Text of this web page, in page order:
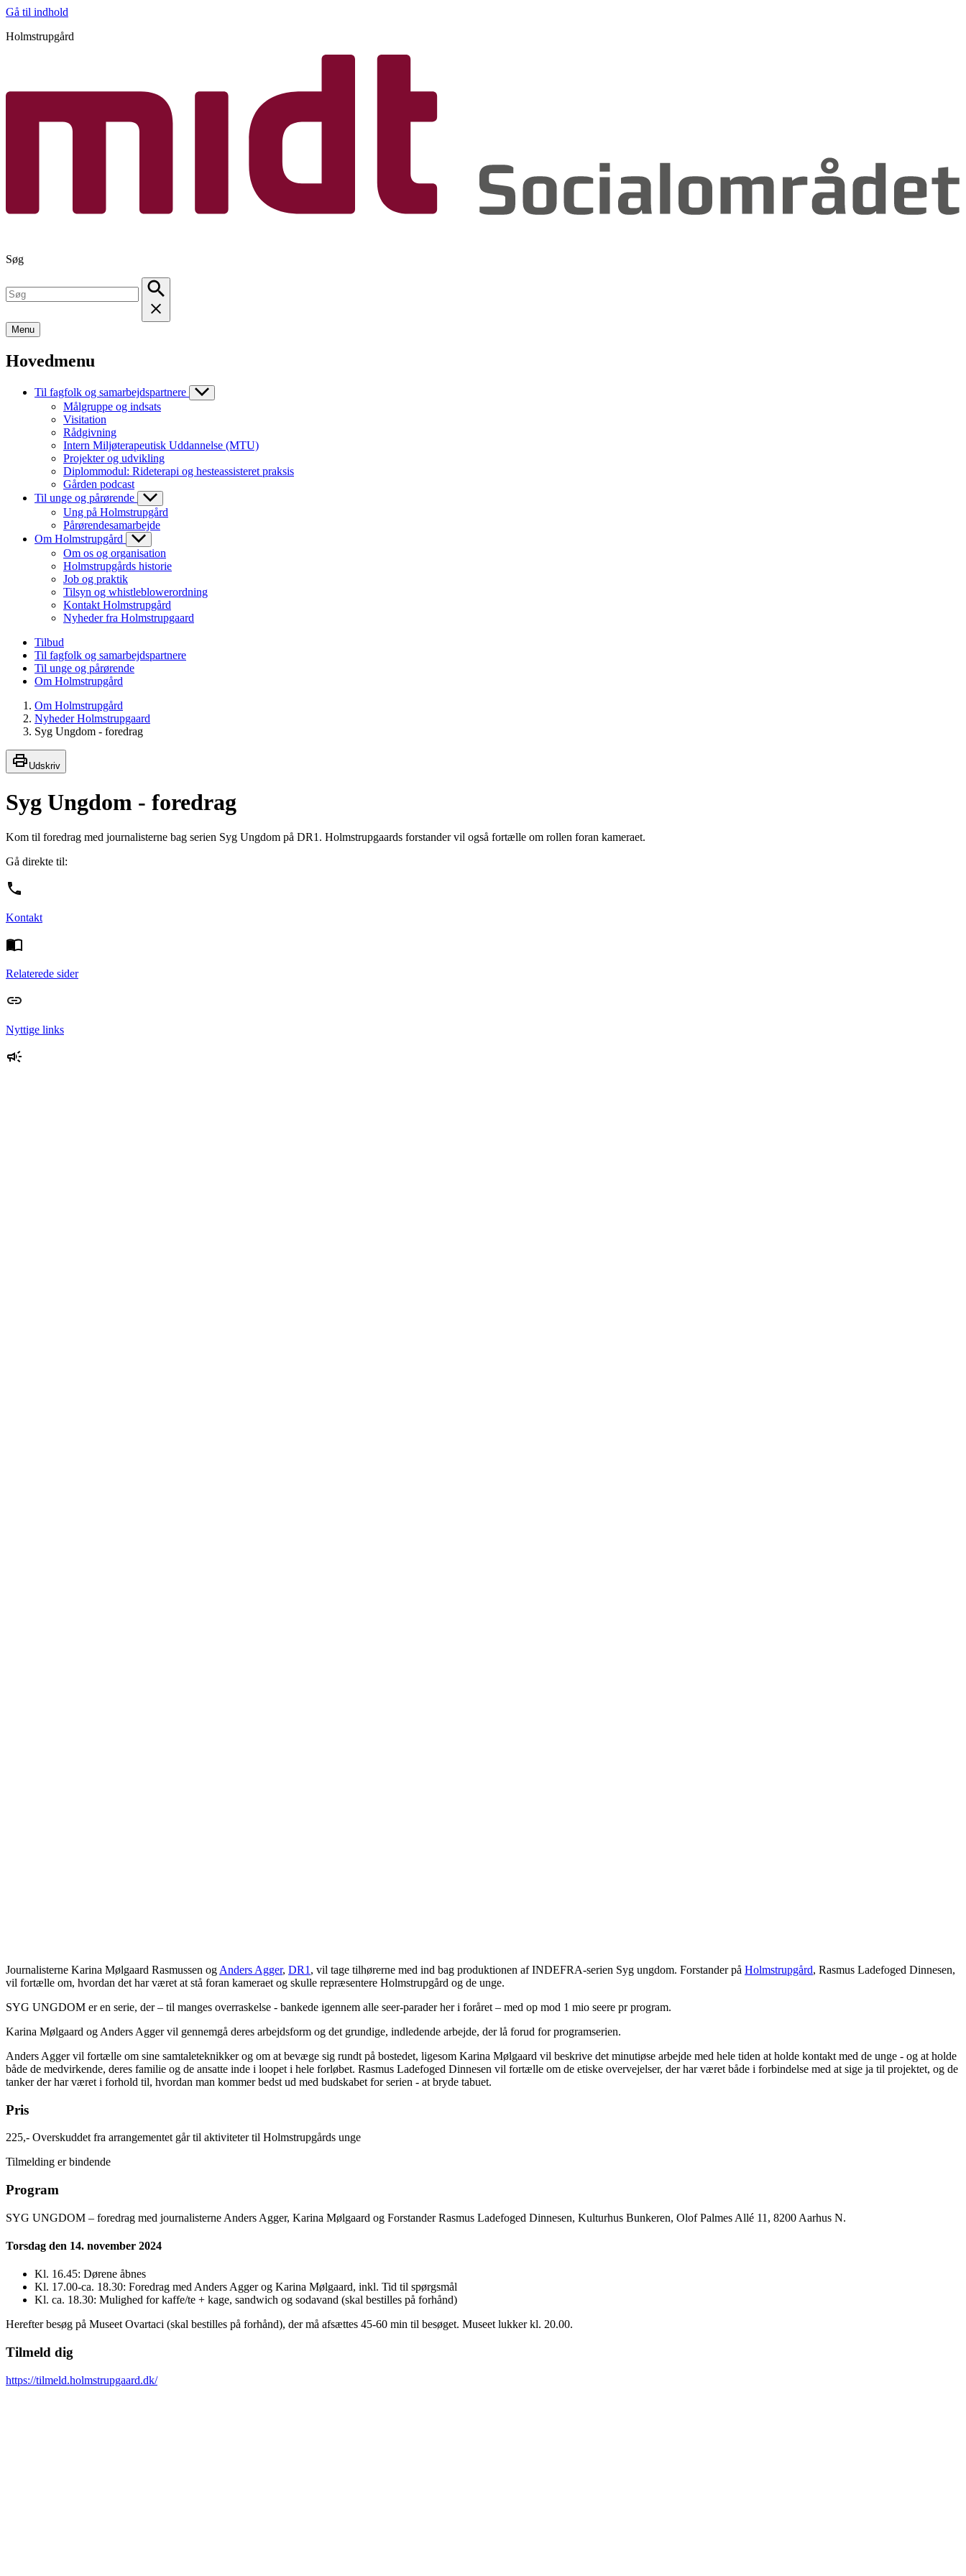
Gå til indhold
Holmstrupgård
Søg
Menu
Hovedmenu
Til fagfolk og samarbejdspartnere
Målgruppe og indsats
Visitation
Rådgivning
Intern Miljøterapeutisk Uddannelse (MTU)
Projekter og udvikling
Diplommodul: Rideterapi og hesteassisteret praksis
Gården podcast
Til unge og pårørende
Ung på Holmstrupgård
Pårørendesamarbejde
Om Holmstrupgård
Om os og organisation
Holmstrupgårds historie
Job og praktik
Tilsyn og whistleblowerordning
Kontakt Holmstrupgård
Nyheder fra Holmstrupgaard
Tilbud
Til fagfolk og samarbejdspartnere
Til unge og pårørende
Om Holmstrupgård
Om Holmstrupgård
Nyheder Holmstrupgaard
Syg Ungdom - foredrag
Udskriv
Syg Ungdom - foredrag
Kom til foredrag med journalisterne bag serien Syg Ungdom på DR1. Holmstrupgaards forstander vil også fortælle om rollen foran kameraet.
Gå direkte til:
Kontakt
Relaterede sider
Nyttige links
Journalisterne Karina Mølgaard Rasmussen og Anders Agger, DR1 , vil tage tilhørerne med ind bag produktionen af INDEFRA-serien Syg ungdom. Forstander på Holmstrupgård, Rasmus Ladefoged Dinnesen,
vil fortælle om, hvordan det har været at stå foran kameraet og skulle repræsentere Holmstrupgård og de unge.
SYG UNGDOM er en serie, der – til manges overraskelse - bankede igennem alle seer-parader her i foråret – med op mod 1 mio seere pr program.
Karina Mølgaard og Anders Agger vil gennemgå deres arbejdsform og det grundige, indledende arbejde, der lå forud for programserien.
Anders Agger vil fortælle om sine samtaleteknikker og om at bevæge sig rundt på bostedet, ligesom Karina Mølgaard vil beskrive det minutiøse arbejde med hele tiden at holde kontakt med de unge - og at holde
både de medvirkende, deres familie og de ansatte inde i loopet i hele forløbet. Rasmus Ladefoged Dinnesen vil fortælle om de etiske overvejelser, der har været både i forbindelse med at sige ja til projektet, og de
tanker der har været i forhold til, hvordan man kommer bedst ud med budskabet for serien - at bryde tabuet.
Pris
225,- Overskuddet fra arrangementet går til aktiviteter til Holmstrupgårds unge
Tilmelding er bindende
Program
SYG UNGDOM – foredrag med journalisterne Anders Agger, Karina Mølgaard og Forstander Rasmus Ladefoged Dinnesen, Kulturhus Bunkeren, Olof Palmes Allé 11, 8200 Aarhus N.
Torsdag den 14. november 2024
Kl. 16.45: Dørene åbnes
Kl. 17.00-ca. 18.30: Foredrag med Anders Agger og Karina Mølgaard, inkl. Tid til spørgsmål
Kl. ca. 18.30: Mulighed for kaffe/te + kage, sandwich og sodavand (skal bestilles på forhånd)
Herefter besøg på Museet Ovartaci (skal bestilles på forhånd), der må afsættes 45-60 min til besøget. Museet lukker kl. 20.00.
Tilmeld dig
https://tilmeld.holmstrupgaard.dk/